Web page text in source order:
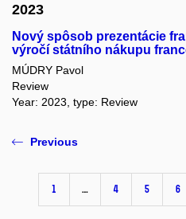
2023
Nový spôsob prezentácie
výročí státního nákupu
MÚDRY Pavol
Review
Year: 2023, type: Review
Previous
1 … 4 5 6